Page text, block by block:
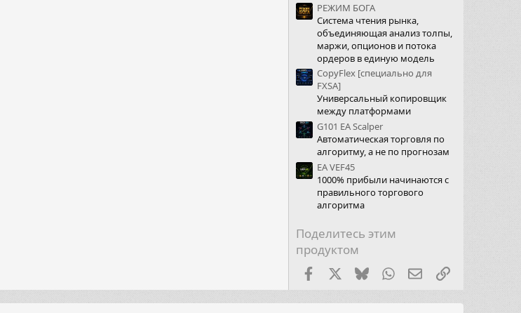
РЕЖИМ БОГА
Система чтения рынка,
объединяющая анализ толпы,
маржи, опционов и потока
ордеров в единую модель
CopyFlex [специально для
FXSA]
Универсальный копировщик
между платформами
G101 EA Scalper
Автоматическая торговля по
алгоритму, а не по прогнозам
EA VEF45
1000% прибыли начинаются с
правильного торгового
алгоритма
Поделитесь этим
продуктом
FacebookX (Twitter)
Bluesky WhatsApp
Электронная почта
Ссылка